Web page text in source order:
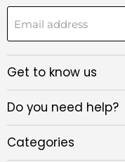
Email address
Get to know us
Do you need help?
Categories